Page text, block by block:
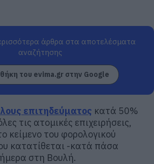
άρθρα στα αποτελέσματα
αναζήτησης
του evima.gr στην Google
επιτηδεύματος κατά 50%
τις ατομικές επιχειρήσεις,
κείμενο του φορολογικού
κατατίθεται -κατά πάσα
στη Βουλή.